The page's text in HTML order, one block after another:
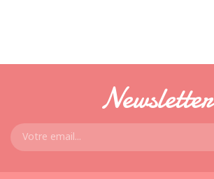
Newsletter